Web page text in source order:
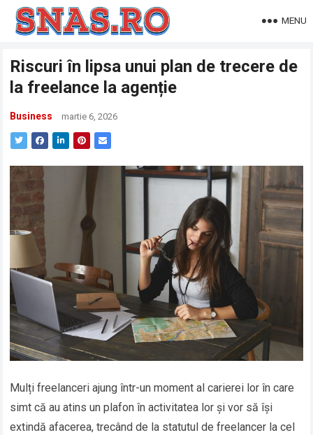
MENU
Riscuri în lipsa unui plan de trecere de
la freelance la agenție
Business martie 6, 2026
Mulți freelanceri ajung într-un moment al carierei lor în care
simt că au atins un plafon în activitatea lor și vor să își
extindă afacerea, trecând de la statutul de freelancer la cel